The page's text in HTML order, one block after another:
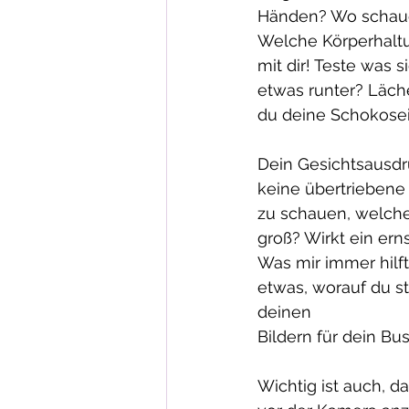
Händen? Wo
Welche
mit dir! Teste was
etwas runter?
du deine
Dein
keine
zu schauen,
groß? Wirkt ein
Was mir immer
etwas, worauf du
deinen
Bildern für dein
Wichtig ist auch,